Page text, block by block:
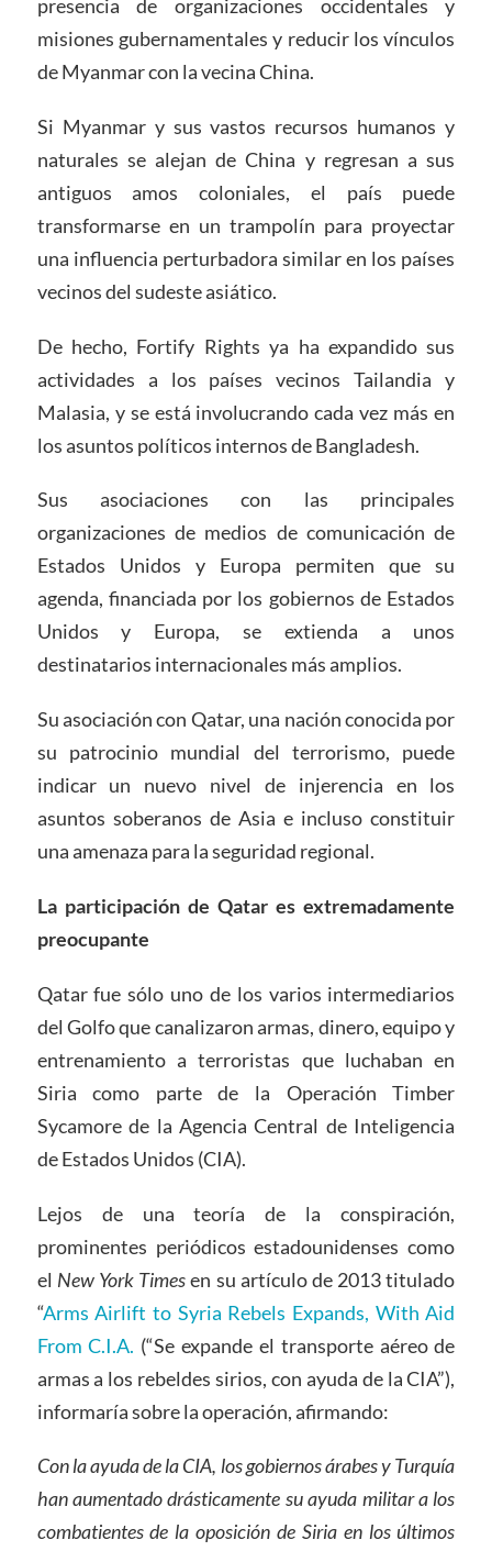
presencia de organizaciones occidentales y
misiones gubernamentales y reducir los vínculos
de Myanmar con la vecina China.
Si Myanmar y sus vastos recursos humanos y
naturales se alejan de China y regresan a sus
antiguos amos coloniales, el país puede
transformarse en un trampolín para proyectar
una influencia perturbadora similar en los países
vecinos del sudeste asiático.
De hecho, Fortify Rights ya ha expandido sus
actividades a los países vecinos Tailandia y
Malasia, y se está involucrando cada vez más en
los asuntos políticos internos de Bangladesh.
Sus asociaciones con las principales
organizaciones de medios de comunicación de
Estados Unidos y Europa permiten que su
agenda, financiada por los gobiernos de Estados
Unidos y Europa, se extienda a unos
destinatarios internacionales más amplios.
Su asociación con Qatar, una nación conocida por
su patrocinio mundial del terrorismo, puede
indicar un nuevo nivel de injerencia en los
asuntos soberanos de Asia e incluso constituir
una amenaza para la seguridad regional.
La participación de Qatar es extremadamente
preocupante
Qatar fue sólo uno de los varios intermediarios
del Golfo que canalizaron armas, dinero, equipo y
entrenamiento a terroristas que luchaban en
Siria como parte de la Operación Timber
Sycamore de la Agencia Central de Inteligencia
de Estados Unidos (CIA).
Lejos de una teoría de la conspiración,
prominentes periódicos estadounidenses como
el New York Timesen su artículo de 2013 titulado
“Arms Airlift to Syria Rebels Expands, With Aid
From C.I.A. (“Se expande el transporte aéreo de
armas a los rebeldes sirios, con ayuda de la CIA”),
informaría sobre la operación, afirmando:
Con la ayuda de la CIA, los gobiernos árabes y Turquía
han aumentado drásticamente su ayuda militar a los
combatientes de la oposición de Siria en los últimos